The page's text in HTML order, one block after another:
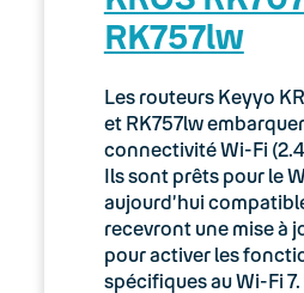
03. Accès Internet
04. Téléphonie fixe
05. Téléphonie Mobile
06. Cybersécurité
Keyyo Connect
RK757lw
Les routeurs Keyyo
et RK757lw
connectivité Wi-Fi
Ils sont prêts pour le
aujourd’hui
recevront une mise à
pour activer les
spécifiques au Wi-Fi 7.